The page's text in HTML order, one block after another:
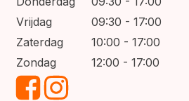
Vrijdag
09:30 - 17:00
Zaterdag
10:00 - 17:00
Zondag
12:00 - 17:00